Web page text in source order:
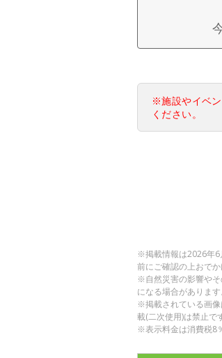
※施設やイベ
ください。
※掲載情報は2026年6
前にご確認の上おでか
※自然災害の影響や
になる場合があります
※掲載されている画
載(二次使用)は禁止で
※表示料金は消費税8